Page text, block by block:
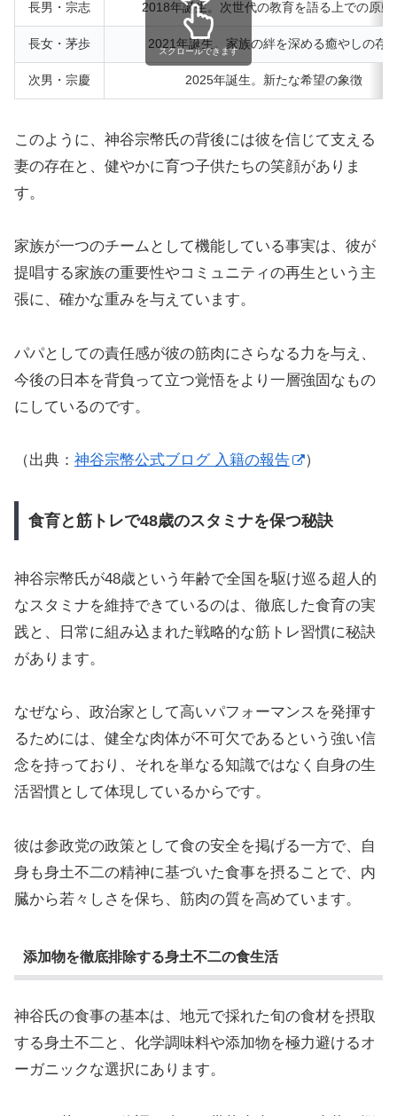
長男・宗志 2018年誕生。次世代の教育を語る上での原動
長女・茅歩 2021年誕生。家族の絆を深める癒やしの存
次男・宗慶 2025年誕生。新たな希望の象徴
スクロールできます
このように、神谷宗幣氏の背後には彼を信じて支える
妻の存在と、健やかに育つ子供たちの笑顔がありま
す。
家族が一つのチームとして機能している事実は、彼が
提唱する家族の重要性やコミュニティの再生という主
張に、確かな重みを与えています。
パパとしての責任感が彼の筋肉にさらなる力を与え、
今後の日本を背負って立つ覚悟をより一層強固なもの
にしているのです。
（出典： 神谷宗幣公式ブログ 入籍の報告 ）
食育と筋トレで48歳のスタミナを保つ秘訣
神谷宗幣氏が48歳という年齢で全国を駆け巡る超人的
なスタミナを維持できているのは、徹底した食育の実
践と、日常に組み込まれた戦略的な筋トレ習慣に秘訣
があります。
なぜなら、政治家として高いパフォーマンスを発揮す
るためには、健全な肉体が不可欠であるという強い信
念を持っており、それを単なる知識ではなく自身の生
活習慣として体現しているからです。
彼は参政党の政策として食の安全を掲げる一方で、自
身も身土不二の精神に基づいた食事を摂ることで、内
臓から若々しさを保ち、筋肉の質を高めています。
添加物を徹底排除する身土不二の食生活
神谷氏の食事の基本は、地元で採れた旬の食材を摂取
する身土不二と、化学調味料や添加物を極力避けるオ
ーガニックな選択にあります。